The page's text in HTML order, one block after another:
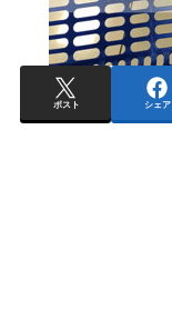
ポスト シェア